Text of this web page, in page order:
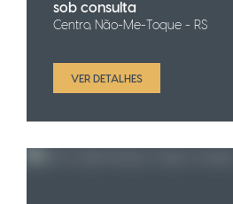
sob consulta
Centro, Não-Me-Toque - RS
VER DETALHES